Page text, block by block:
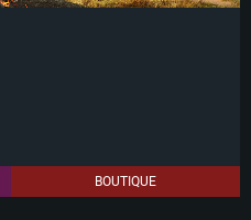
BOUTIQUE